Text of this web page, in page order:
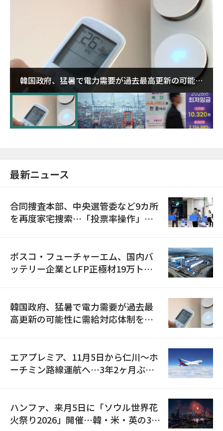
韓国政府、猛暑で電力需要が過去最高更新の可能性
に需給対応体制を点検
最新ニュース
合同捜査本部、中央選管委など9カ所
を再度家宅捜索…「投票率操作」の
ポスコ・フューチャーエム、国内バ
ッテリー企業とLFP正極材19万トン
韓国政府、猛暑で電力需要が過去最
高更新の可能性に需給対応体制を点
エアプレミア、11月5日から仁川〜ホ
ーチミン路線運航へ…3年2ヶ月ぶり
ハンファ、来月5日に「ソウル世界花
火祭り2026」開催…韓・米・英の3カ